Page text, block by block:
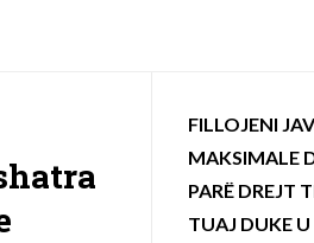
FILLOJENI
MAKSIMALE
PARË DREJT
TUAJ DUKE U